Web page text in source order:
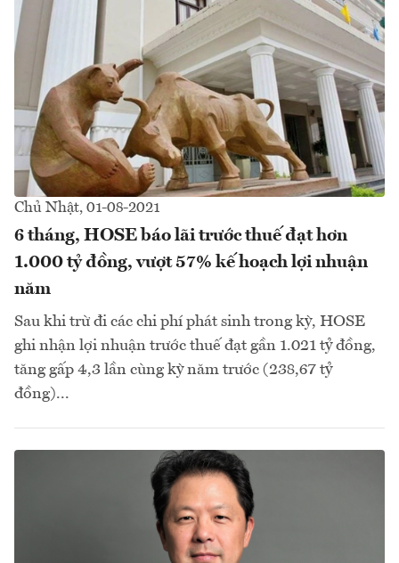
Chủ Nhật, 01-08-2021
6 tháng, HOSE báo lãi trước thuế đạt hơn
1.000 tỷ đồng, vượt 57% kế hoạch lợi nhuận
năm
Sau khi trừ đi các chi phí phát sinh trong kỳ, HOSE
ghi nhận lợi nhuận trước thuế đạt gần 1.021 tỷ đồng,
tăng gấp 4,3 lần cùng kỳ năm trước (238,67 tỷ
đồng)...